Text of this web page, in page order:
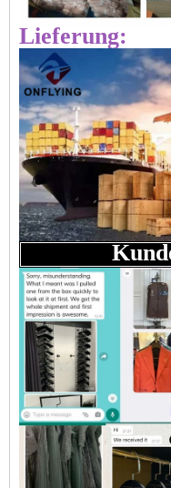
Lieferung: